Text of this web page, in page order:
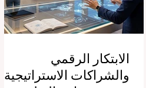
الذي عُقد في لحظة حاسمة، أن
الأولوية لرفع #جودة_التعليم هو
المحفز الأساسي وال
الابتكار الرقمي
والشراكات الاستراتيجية